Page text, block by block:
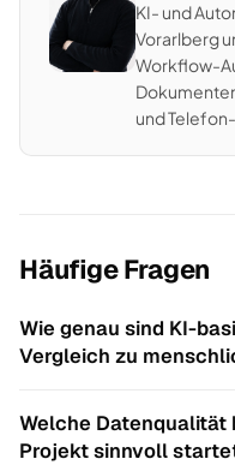
KI- und
Vorarlberg
Workflow-
und
Häufige Fragen
Wie genau sind KI-
Vergleich zu
Welche Datenqualität
Projekt sinnvoll